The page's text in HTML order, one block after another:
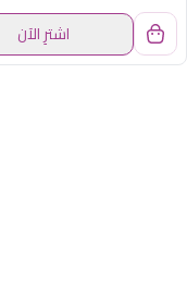
اشترِ الآن